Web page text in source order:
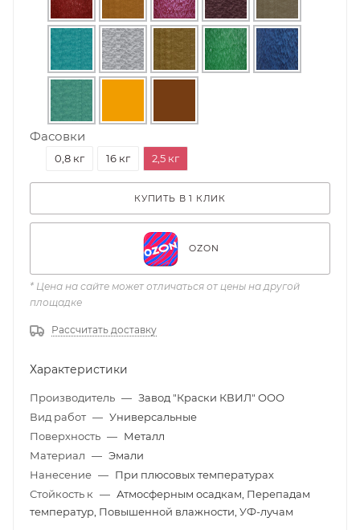
Фасовки
0,8 кг 16 кг 2,5 кг
КУПИТЬ В 1 КЛИК
OZON
* Цена на сайте может отличаться от цены на другой
площадке
Рассчитать доставку
Характеристики
Производитель — Завод "Краски КВИЛ" ООО
Вид работ — Универсальные
Поверхность — Металл
Материал — Эмали
Нанесение — При плюсовых температурах
Стойкость к — Атмосферным осадкам, Перепадам
температур, Повышенной влажности, УФ-лучам